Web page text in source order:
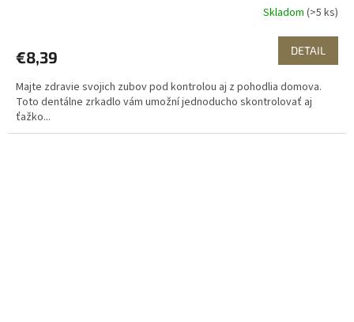
Skladom (>5 ks)
€8,39 DETAIL
Majte zdravie svojich zubov pod kontrolou aj z pohodlia domova.
Toto dentálne zrkadlo vám umožní jednoducho skontrolovať aj
ťažko...